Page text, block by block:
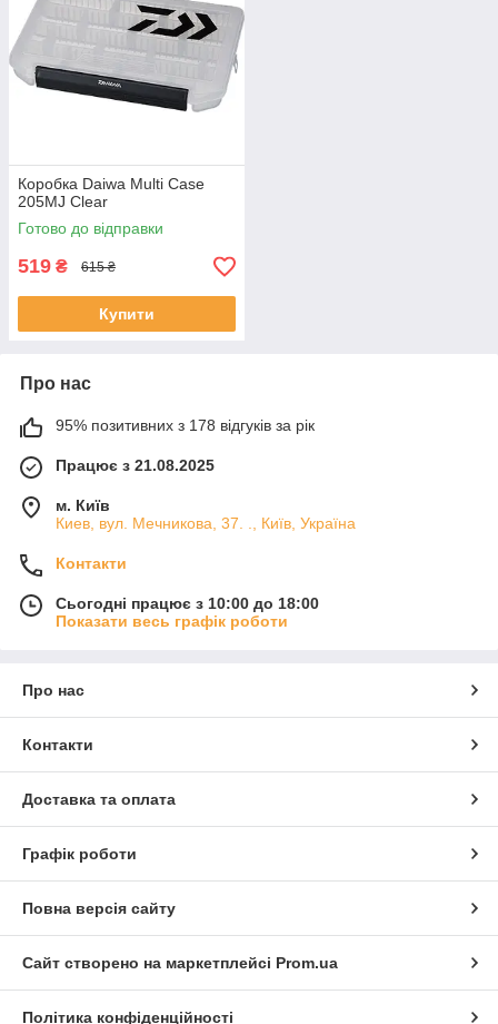
Коробка Daiwa Multi Case
205MJ Clear
Готово до відправки
519 ₴ 615 ₴
Купити
Про нас
95% позитивних з 178 відгуків за рік
Працює з 21.08.2025
м. Київ
Киев, вул. Мечникова, 37. ., Київ, Україна
Контакти
Сьогодні працює з 10:00 до 18:00
Показати весь графік роботи
Про нас
Контакти
Доставка та оплата
Графік роботи
Повна версія сайту
Сайт створено на маркетплейсі Prom.ua
Політика конфіденційності